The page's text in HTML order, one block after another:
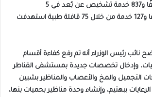
عيادة مسائية، و13 ألفًا و837 خدمة تشخيص عن بُعد في 5
مستشفيات، و55 ألفًا و127 خدمة من خلال 75 قافلة طبية استهدفت
نائب رئيس الوزراء أنه تم رفع كفاءة أقسام
مستشفيات، وإدخال تخصصات جديدة بمستشفى القناطر
التجميل والمخ والأعصاب والمناظير بشبين
الرعايات ببهتيم، وإنشاء وحدة مناظير بحميات بنها،